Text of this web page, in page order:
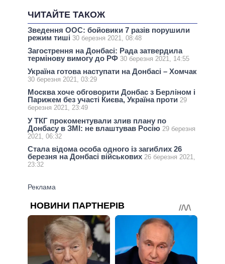
ЧИТАЙТЕ ТАКОЖ
Зведення ООС: бойовики 7 разів порушили
режим тиші 30 березня 2021, 08:48
Загострення на Донбасі: Рада затвердила
термінову вимогу до РФ 30 березня 2021, 14:55
Україна готова наступати на Донбасі – Хомчак
30 березня 2021, 03:29
Москва хоче обговорити Донбас з Берліном і
Парижем без участі Києва, Україна проти 29
березня 2021, 23:49
У ТКГ прокоментували злив плану по
Донбасу в ЗМІ: не влаштував Росію 29 березня
2021, 06:32
Стала відома особа одного із загиблих 26
березня на Донбасі військових 26 березня 2021,
23:32